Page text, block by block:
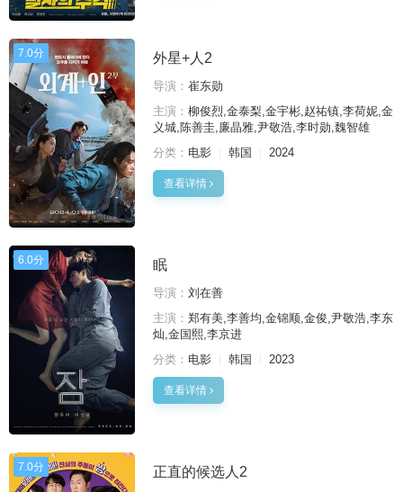
7.0分 外星+人2
导演： 崔东勋
主演： 柳俊烈,金泰梨,金宇彬,赵祐镇,李荷妮,金
义城,陈善圭,廉晶雅,尹敬浩,李时勋,魏智雄
分类： 电影 韩国 2024
查看详情
6.0分 眠
导演： 刘在善
主演： 郑有美,李善均,金锦顺,金俊,尹敬浩,李东
灿,金国熙,李京进
分类： 电影 韩国 2023
查看详情
7.0分 正直的候选人2